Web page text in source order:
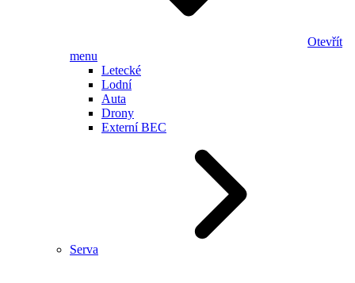
Otevřít
menu
Letecké
Lodní
Auta
Drony
Externí BEC
Serva